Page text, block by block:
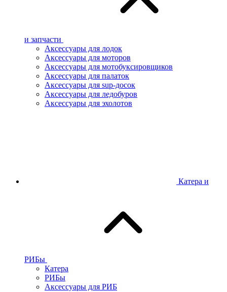
и запчасти
Аксессуары для лодок
Аксессуары для моторов
Аксессуары для мотобуксировщиков
Аксессуары для палаток
Аксессуары для sup-досок
Аксессуары для ледобуров
Аксессуары для эхолотов
Катера и
РИБы
Катера
РИБы
Аксессуары для РИБ